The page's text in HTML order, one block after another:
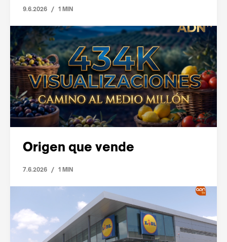
9.6.2026 / 1 MIN
Origen que vende
7.6.2026 / 1 MIN